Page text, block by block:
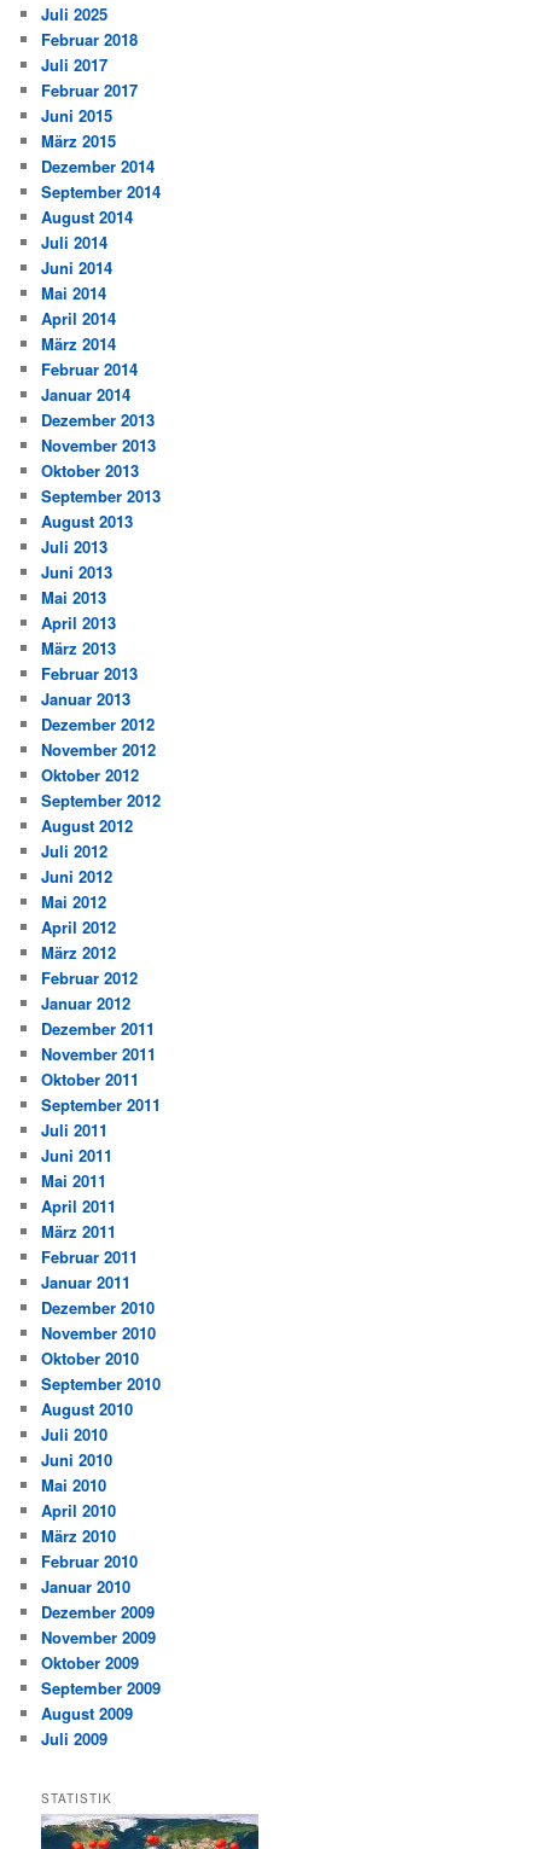
Juli 2025
Februar 2018
Juli 2017
Februar 2017
Juni 2015
März 2015
Dezember 2014
September 2014
August 2014
Juli 2014
Juni 2014
Mai 2014
April 2014
März 2014
Februar 2014
Januar 2014
Dezember 2013
November 2013
Oktober 2013
September 2013
August 2013
Juli 2013
Juni 2013
Mai 2013
April 2013
März 2013
Februar 2013
Januar 2013
Dezember 2012
November 2012
Oktober 2012
September 2012
August 2012
Juli 2012
Juni 2012
Mai 2012
April 2012
März 2012
Februar 2012
Januar 2012
Dezember 2011
November 2011
Oktober 2011
September 2011
Juli 2011
Juni 2011
Mai 2011
April 2011
März 2011
Februar 2011
Januar 2011
Dezember 2010
November 2010
Oktober 2010
September 2010
August 2010
Juli 2010
Juni 2010
Mai 2010
April 2010
März 2010
Februar 2010
Januar 2010
Dezember 2009
November 2009
Oktober 2009
September 2009
August 2009
Juli 2009
STATISTIK